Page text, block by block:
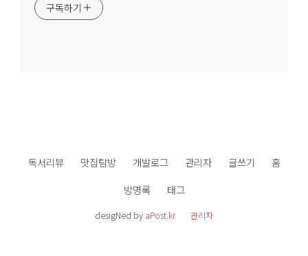
구독하기
독서리뷰 맛집탐방 개발로그 관리자 글쓰기
홈
방명록
태그
desigNed by aPost.kr 관리자